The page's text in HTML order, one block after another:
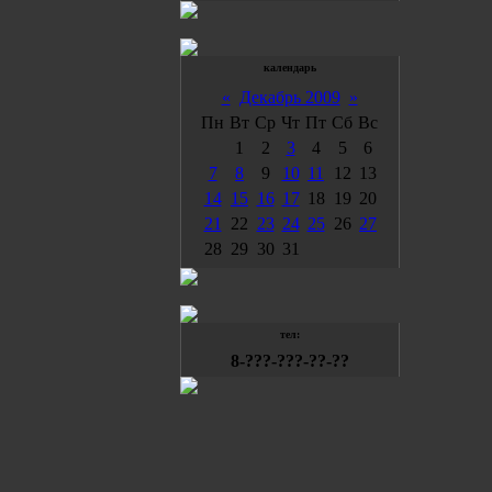
календарь
« Декабрь 2009 »
Пн Вт Ср Чт Пт Сб Вс
1
2 3 4 5
6
7
8 9 10 11 12 13
14 15 16 17 18 19 20
21
22 23 24 25 26 27
28 29 30 31
тел:
8-???-???-??-??